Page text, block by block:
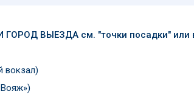
ВЫЕЗДА см. "точки посадки" или
вокзал)